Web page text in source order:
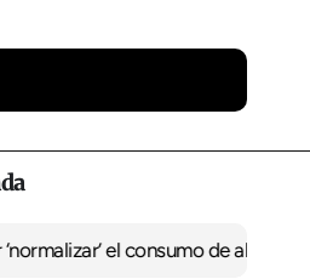
consumo de alcoholDe Perlío a